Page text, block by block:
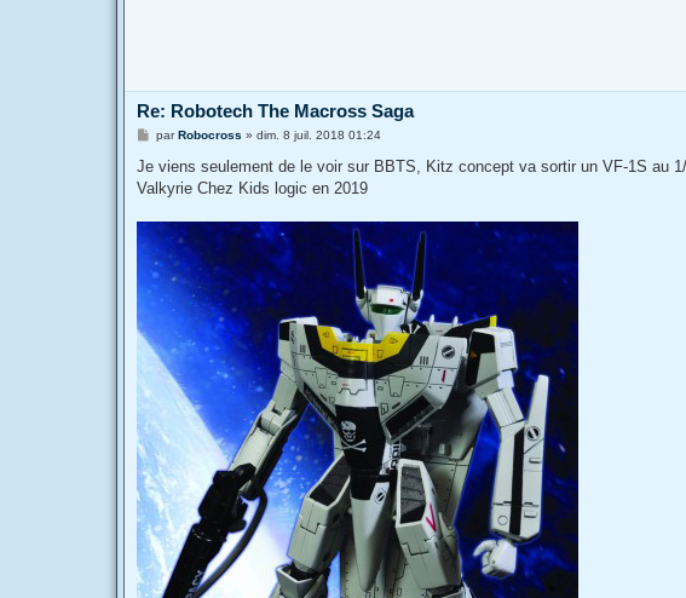
Re: Robotech The Macross Saga
M
s
a
e
parRobocross » dim. 8 juil. 2018 01:24
Je viens seulement de le voir sur BBTS, Kitz concept va sortir un VF-1S au
Valkyrie Chez Kids logic en 2019